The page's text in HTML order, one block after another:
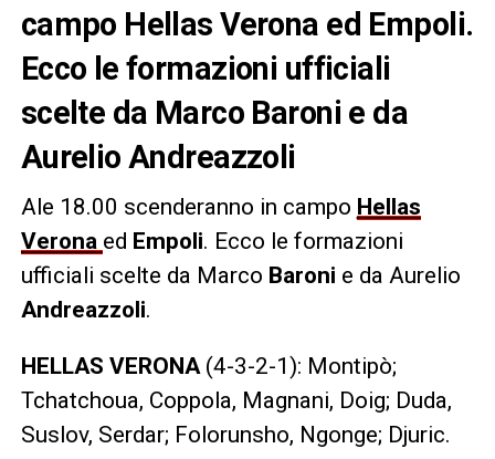
campo Hellas Verona ed Empoli.
Ecco le formazioni ufficiali
scelte da Marco Baroni e da
Aurelio Andreazzoli
Ale 18.00 scenderanno in campo Hellas
Verona ed Empoli. Ecco le formazioni
ufficiali scelte da Marco Baroni e da Aurelio
Andreazzoli.
HELLAS VERONA(4-3-2-1): Montipò;
Tchatchoua, Coppola, Magnani, Doig; Duda,
Suslov, Serdar; Folorunsho, Ngonge; Djuric.